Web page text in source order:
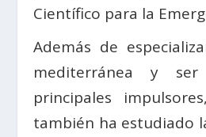
Científico para la
Además de
mediterránea y
principales
también ha estudiado